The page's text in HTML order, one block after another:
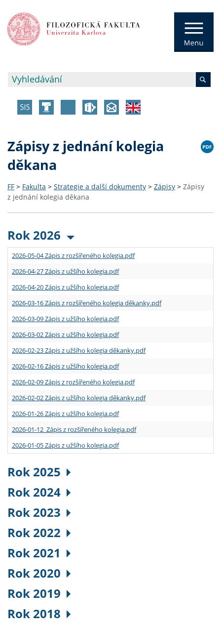
Zápisy z jednání kolegia
děkana
FF > Fakulta > Strategie a další dokumenty > Zápisy > Zápisy
z jednání kolegia děkana
Rok 2026
2026-05-04 Zápis z rozšířeného kolegia.pdf
2026-04-27 Zápis z užšího kolegia.pdf
2026-04-20 Zápis z užšího kolegia.pdf
2026-03-16 Zápis z rozšířeného kolegia děkanky.pdf
2026-03-09 Zápis z užšího kolegia.pdf
2026-03-02 Zápis z užšího kolegia.pdf
2026-02-23 Zápis z užšího kolegia děkanky.pdf
2026-02-16 Zápis z užšího kolegia.pdf
2026-02-09 Zápis z rozšířeného kolegia.pdf
2026-02-02 Zápis z užšího kolegia děkanky.pdf
2026-01-26 Zápis z užšího kolegia.pdf
2026-01-12 Zápis z rozšířeného kolegia.pdf
2026-01-05 Zápis z užšího kolegia.pdf
Rok 2025
Rok 2024
Rok 2023
Rok 2022
Rok 2021
Rok 2020
Rok 2019
Rok 2018